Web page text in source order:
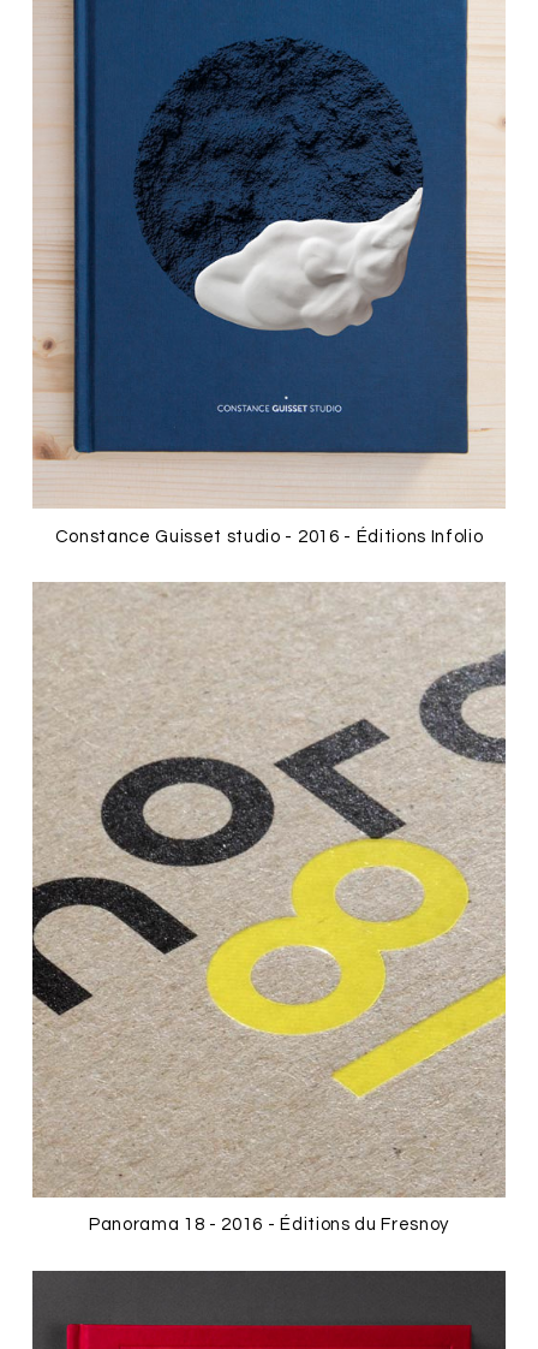
Constance Guisset studio - 2016 - Éditions Infolio
Panorama 18 - 2016 - Éditions du Fresnoy